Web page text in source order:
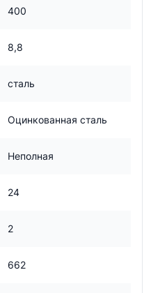
400
8,8
сталь
Оцинкованная сталь
Неполная
24
2
662